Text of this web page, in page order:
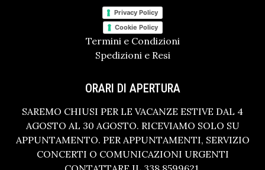
Privacy Policy
Cookie Policy
Termini e Condizioni
Spedizioni e Resi
ORARI DI APERTURA
SAREMO CHIUSI PER LE VACANZE ESTIVE DAL 4
AGOSTO AL 30 AGOSTO. RICEVIAMO SOLO SU
APPUNTAMENTO. PER APPUNTAMENTI, SERVIZIO
CONCERTI O COMUNICAZIONI URGENTI